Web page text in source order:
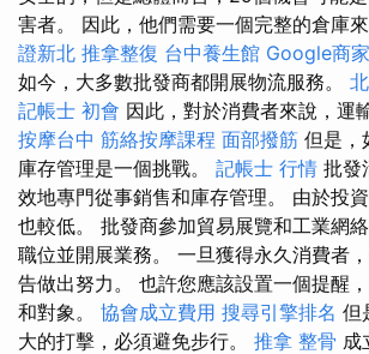
害者。 因此，他們需要一個完整的倉庫
證新北 推拿整復 台中養生館 Google商
如今，大多數批發商都開展物流服務。
記帳士 初會 因此，對於消費者來說，運
按摩台中 筋絡按摩課程 面部撥筋 但是，
庫存管理是一個挑戰。 記帳士 行情 批發
效地專門從事銷售和庫存管理。 由於投
也較低。 批發商參加貿易展覽和工業網
職位並開展業務。 一旦獲得永久消費者
告做出努力。 也許您應該設置一個提醒
和對象。 協會成立費用 搜尋引擎排名 但
大的打擊，必須避免步行。 推拿 整骨 成